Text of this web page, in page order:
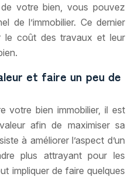
votre bien, vous pouvez
de l’immobilier. Ce dernier
le coût des travaux et leur
et faire un peu de
votre bien immobilier, il est
afin de maximiser sa
à améliorer l’aspect d’un
plus attrayant pour les
impliquer de faire quelques